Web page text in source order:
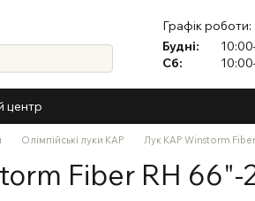
Графік роботи:
Будні:
Сб:
центр
Олімпійські луки KAP Лук KAP Winstorm
Fiber RH 66"-